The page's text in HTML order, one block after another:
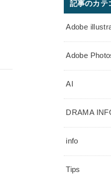
記事のカテ
Adobe
Adobe
AI
DRAMA
info
Tips